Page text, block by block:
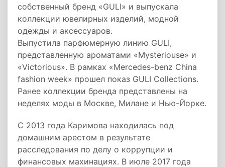
собственный бренд «GULI» и выпускала
коллекции ювелирных изделий, модной
одежды и аксессуаров.
Выпустила парфюмерную линию GULI,
представленную ароматами «Mysteriouse» и
«Victorious». В рамках «Mercedes-benz China
fashion week» прошел показ GULI Collections.
Ранее коллекции бренда представлены на
неделях моды в Москве, Милане и Нью-Йорке.
С 2013 года Каримова находилась под
домашним арестом в результате
расследования по делу о коррупции и
финансовых махинациях. В июле 2017 года